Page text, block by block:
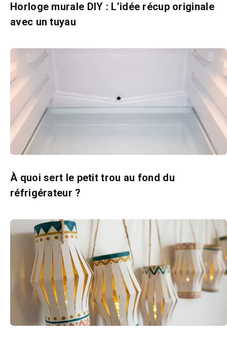
Horloge murale DIY : L’idée récup originale
avec un tuyau
À quoi sert le petit trou au fond du
réfrigérateur ?